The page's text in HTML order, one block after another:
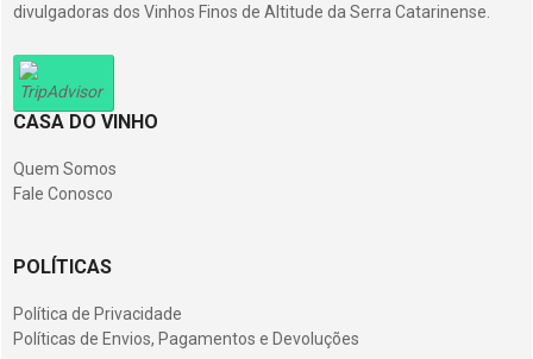
divulgadoras dos Vinhos Finos de Altitude da Serra Catarinense.
CASA DO VINHO
Quem Somos
Fale Conosco
POLÍTICAS
Política de Privacidade
Políticas de Envios, Pagamentos e Devoluções